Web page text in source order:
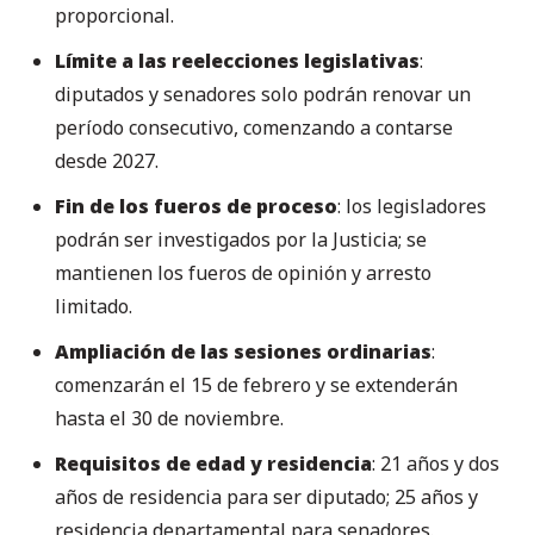
proporcional.
Límite a las reelecciones legislativas:
diputados y senadores solo podrán renovar un
período consecutivo, comenzando a contarse
desde 2027.
Fin de los fueros de proceso: los legisladores
podrán ser investigados por la Justicia; se
mantienen los fueros de opinión y arresto
limitado.
Ampliación de las sesiones ordinarias:
comenzarán el 15 de febrero y se extenderán
hasta el 30 de noviembre.
Requisitos de edad y residencia: 21 años y dos
años de residencia para ser diputado; 25 años y
residencia departamental para senadores.